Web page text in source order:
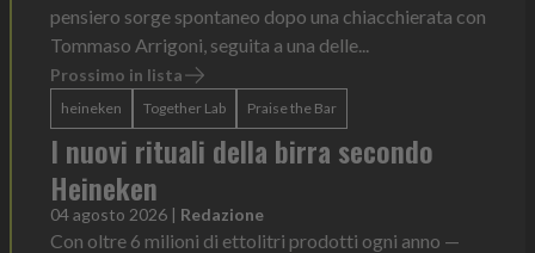
pensiero sorge spontaneo dopo una chiacchierata con
Tommaso Arrigoni, seguita a una delle...
Prossimo in lista
heineken Together Lab Praise the Bar
I nuovi rituali della birra secondo
Heineken
04 agosto 2026 | Redazione
Con oltre 6 milioni di ettolitri prodotti ogni anno —